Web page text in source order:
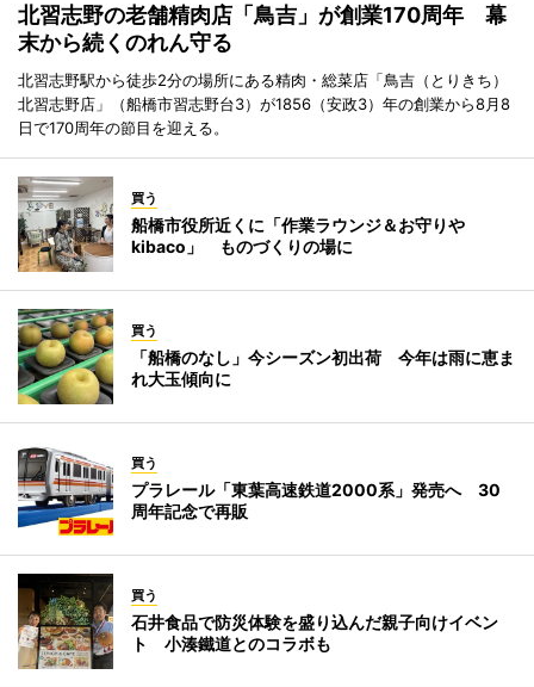
北習志野の老舗精肉店「鳥吉」が創業170周年 幕
末から続くのれん守る
北習志野駅から徒歩2分の場所にある精肉・総菜店「鳥吉（とりきち）
北習志野店」（船橋市習志野台3）が1856（安政3）年の創業から8月8
日で170周年の節目を迎える。
買う
船橋市役所近くに「作業ラウンジ＆お守りや
kibaco」 ものづくりの場に
買う
「船橋のなし」今シーズン初出荷 今年は雨に恵ま
れ大玉傾向に
買う
プラレール「東葉高速鉄道2000系」発売へ 30
周年記念で再販
買う
石井食品で防災体験を盛り込んだ親子向けイベン
ト 小湊鐵道とのコラボも